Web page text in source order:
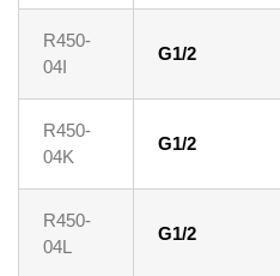
R450-
04I
G1/2
R450-
04K
G1/2
R450-
04L
G1/2